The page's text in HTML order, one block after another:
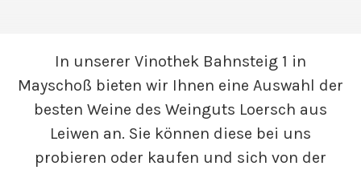
In unserer Vinothek Bahnsteig 1 in
Mayschoß bieten wir Ihnen eine Auswahl der
besten Weine des Weinguts Loersch aus
Leiwen an. Sie können diese bei uns
probieren oder kaufen und sich von der